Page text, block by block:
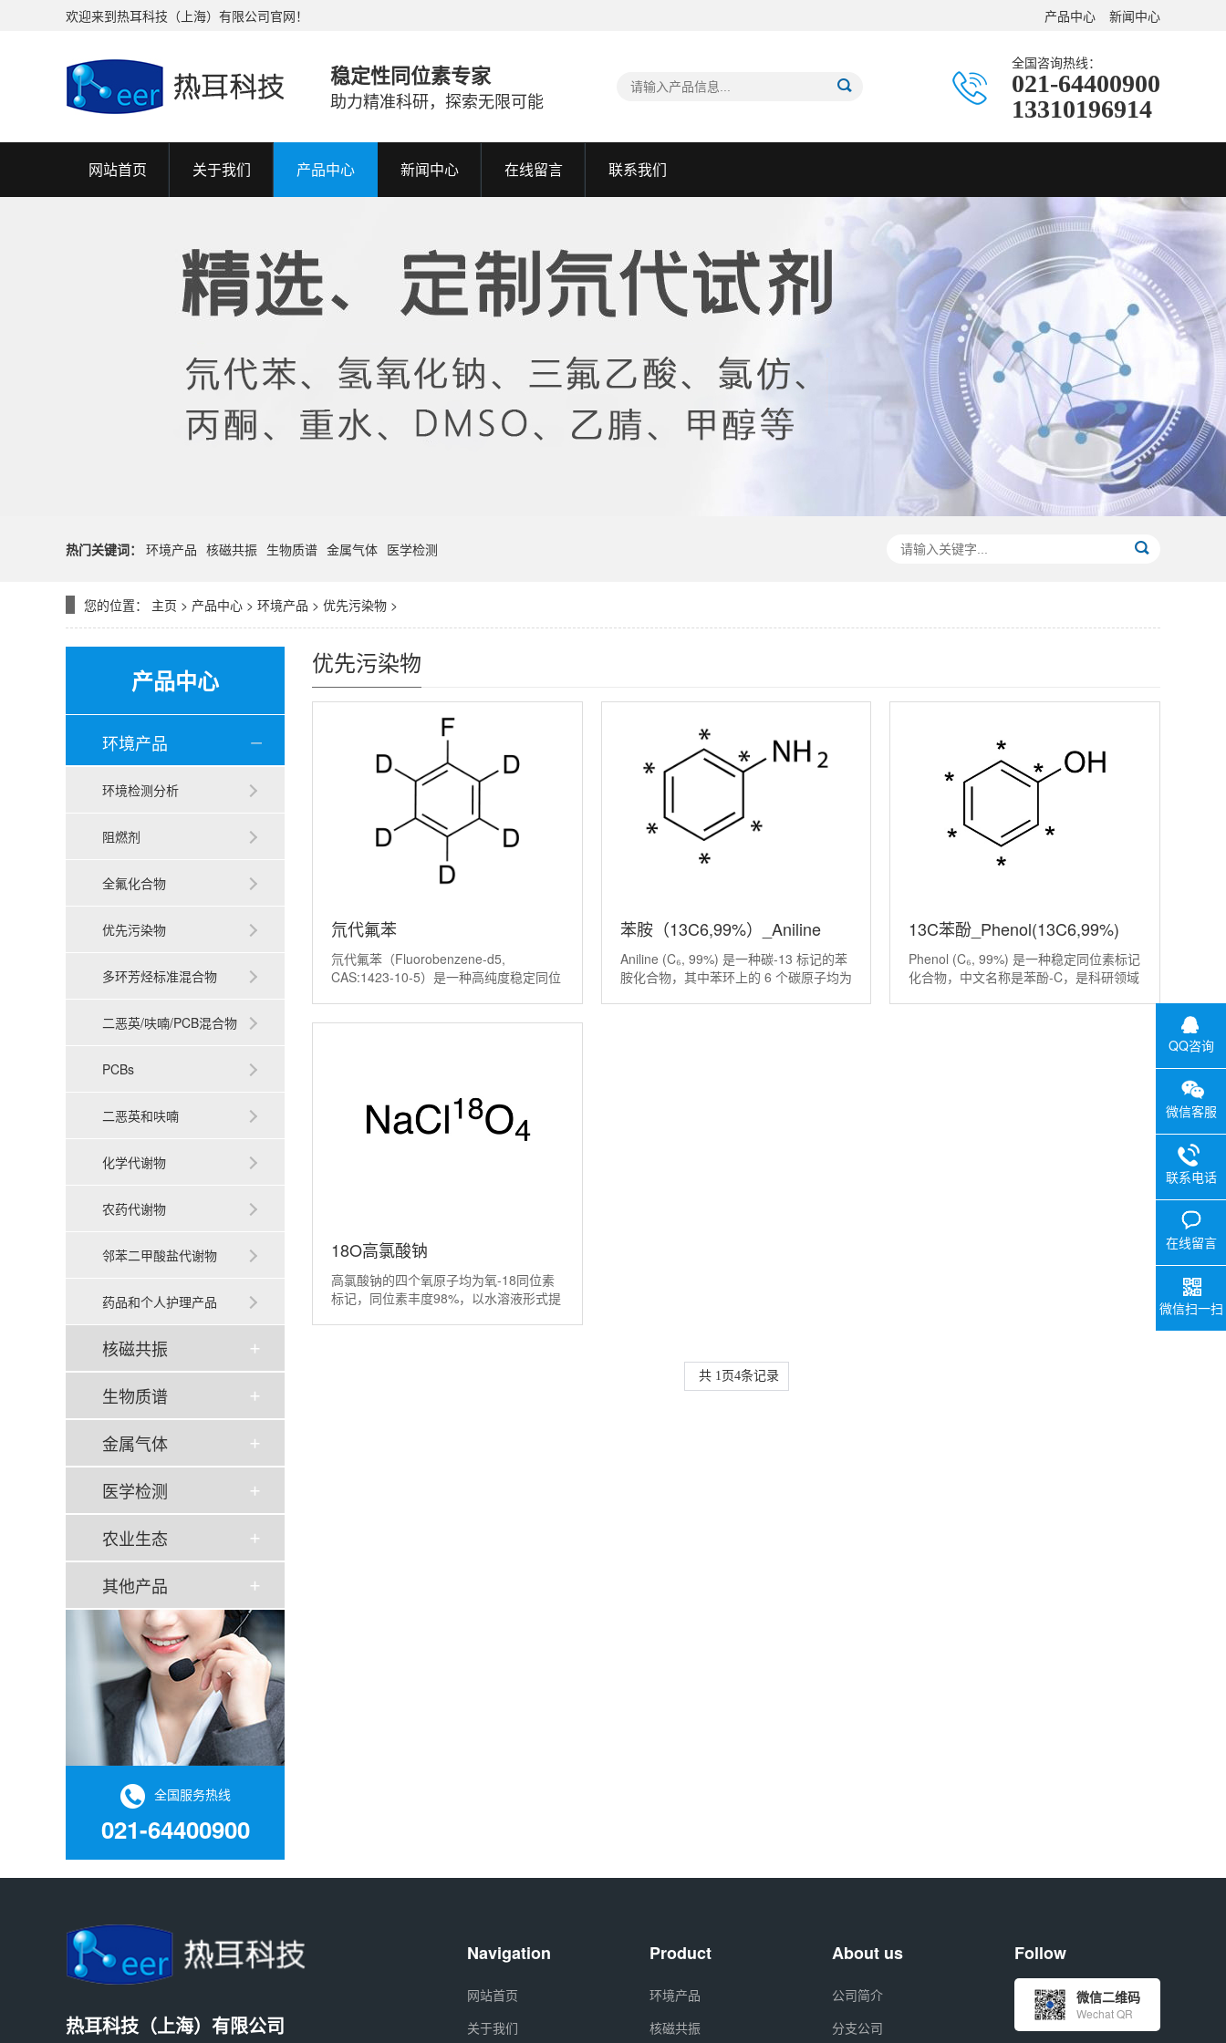
产品中心 新闻中心
欢迎来到热耳科技（上海）有限公司官网！
稳定性同位素专家
助力精准科研，探索无限可能
全国咨询热线：
021-64400900
13310196914
网站首页 关于我们 产品中心 新闻中心 在线留言 联系我们
热门关键词： 环境产品 核磁共振 生物质谱 金属气体 医学检测
您的位置： 主页 > 产品中心 > 环境产品 > 优先污染物 >
产品中心
环境产品
环境检测分析
阻燃剂
全氟化合物
优先污染物
多环芳烃标准混合物
二恶英/呋喃/PCB混合物
PCBs
二恶英和呋喃
化学代谢物
农药代谢物
邻苯二甲酸盐代谢物
药品和个人护理产品
核磁共振
生物质谱
金属气体
医学检测
农业生态
其他产品
全国服务热线
021-64400900
优先污染物
氘代氟苯
_Fluorobenzene(D5,98%)
氘代氟苯（Fluorobenzene-d5,
CAS:1423-10-5）是一种高纯度稳定同位
苯胺（13C6,99%）_Aniline
(13C6,99%)
Aniline (C₆, 99%) 是一种碳-13 标记的苯
胺化合物，其中苯环上的 6 个碳原子均为
13C苯酚_Phenol(13C6,99%)
Phenol (C₆, 99%) 是一种稳定同位素标记
化合物，中文名称是苯酚-C，是科研领域
18O高氯酸钠
_PerchloricAcid,SodiumSalt(18O4,98%)
高氯酸钠的四个氧原子均为氧-18同位素
标记，同位素丰度98%，以水溶液形式提
共 1 页4条记录
热耳科技（上海）有限公司
Navigation
网站首页
关于我们
Product
环境产品
核磁共振
About us
公司简介
分支公司
Follow
微信二维码
Wechat QR
QQ咨询
微信客服
联系电话
在线留言
微信扫一扫